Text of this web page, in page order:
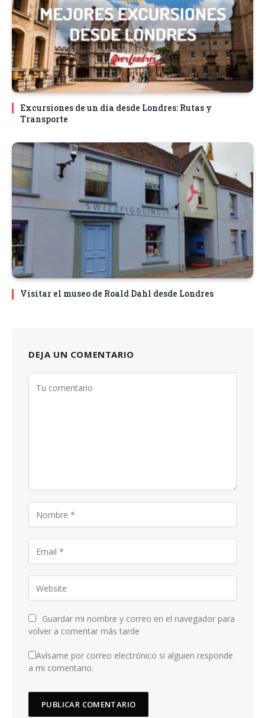
Excursiones de un día desde Londres: Rutas y
Transporte
Visitar el museo de Roald Dahl desde Londres
DEJA UN COMENTARIO
Guardar mi nombre y correo en el navegador para
volver a comentar más tarde
Avísame por correo electrónico si alguien responde
a mi comentario.